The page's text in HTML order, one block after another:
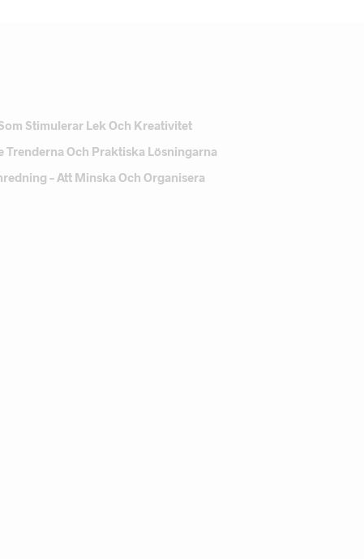
Stimulerar Lek Och Kreativitet
Trenderna Och Praktiska Lösningarna
– Att Minska Och Organisera